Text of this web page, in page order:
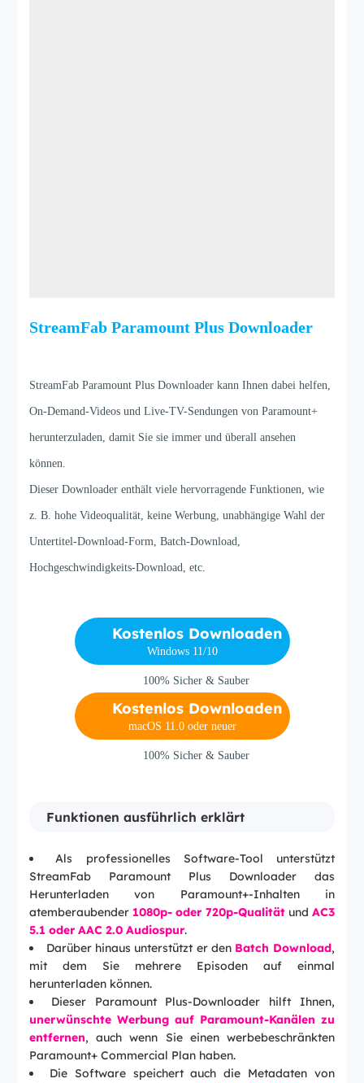
StreamFab Paramount Plus Downloader
StreamFab Paramount Plus Downloader kann Ihnen dabei helfen,
On-Demand-Videos und Live-TV-Sendungen von Paramount+
herunterzuladen, damit Sie sie immer und überall ansehen
können.
Dieser Downloader enthält viele hervorragende Funktionen, wie
z. B. hohe Videoqualität, keine Werbung, unabhängige Wahl der
Untertitel-Download-Form, Batch-Download,
Hochgeschwindigkeits-Download, etc.
Kostenlos Downloaden
Windows 11/10
100% Sicher & Sauber
Kostenlos Downloaden
macOS 11.0 oder neuer
100% Sicher & Sauber
Funktionen ausführlich erklärt
Als professionelles Software-Tool unterstützt
StreamFab Paramount Plus Downloader das
Herunterladen von Paramount+-Inhalten in
atemberaubender 1080p- oder 720p-Qualitätund AC3
5.1 oder AAC 2.0 Audiospur.
Darüber hinaus unterstützt er den Batch Download,
mit dem Sie mehrere Episoden auf einmal
herunterladen können.
Dieser Paramount Plus-Downloader hilft Ihnen,
unerwünschte Werbung auf Paramount-Kanälen zu
entfernen, auch wenn Sie einen werbebeschränkten
Paramount+ Commercial Plan haben.
Die Software speichert auch die Metadaten von